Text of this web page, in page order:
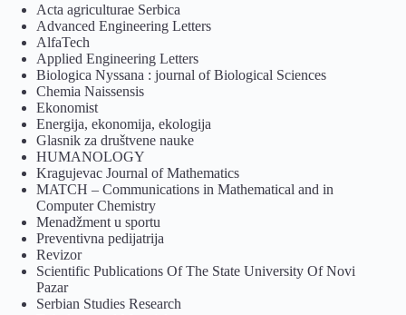
Acta agriculturae Serbica
Advanced Engineering Letters
AlfaTech
Applied Engineering Letters
Biologica Nyssana : journal of Biological Sciences
Chemia Naissensis
Ekonomist
Energija, ekonomija, ekologija
Glasnik za društvene nauke
HUMANOLOGY
Kragujevac Journal of Mathematics
MATCH – Communications in Mathematical and in
Computer Chemistry
Menadžment u sportu
Preventivna pedijatrija
Revizor
Scientific Publications Of The State University Of Novi
Pazar
Serbian Studies Research